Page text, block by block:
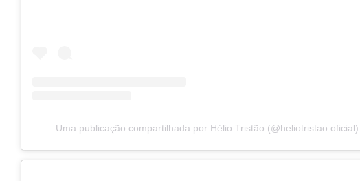
Uma publicação compartilhada por Hélio Tristão (@heliotristao.oficial)